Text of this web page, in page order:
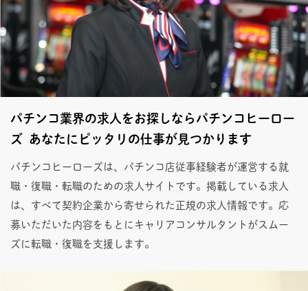
パチンコ業界の求人をお探しならパチンコヒーロー
ズ あなたにピッタリの仕事が見つかります
パチンコヒーローズは、パチンコ店従事経験者が運営する就
職・復職・転職のための求人サイトです。掲載している求人
は、すべて契約企業から寄せられた正規の求人情報です。応
募いただいた内容をもとにキャリアコンサルタントがスムー
ズに転職・復職を支援します。